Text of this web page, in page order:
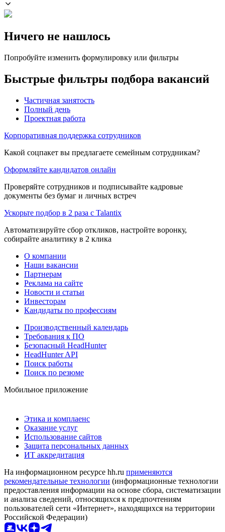
Ничего не нашлось
Попробуйте изменить формулировку или фильтры
Быстрые фильтры подбора вакансий
Частичная занятость
Полный день
Проектная работа
Корпоративная поддержка сотрудников
Какой соцпакет вы предлагаете семейным сотрудникам?
Оформляйте кандидатов онлайн
Проверяйте сотрудников и подписывайте кадровые
документы без бумаг и личных встреч
Ускорьте подбор в 2 раза с Talantix
Автоматизируйте сбор откликов, настройте воронку,
собирайте аналитику в 2 клика
О компании
Наши вакансии
Партнерам
Реклама на сайте
Новости и статьи
Инвесторам
Кандидаты по профессиям
Производственный календарь
Требования к ПО
Безопасный HeadHunter
HeadHunter API
Поиск работы
Поиск по резюме
Мобильное приложение
Этика и комплаенс
Оказание услуг
Использование сайтов
Защита персональных данных
ИТ аккредитация
На информационном ресурсе hh.ru применяются
рекомендательные технологии (информационные технологии
предоставления информации на основе сбора, систематизации
и анализа сведений, относящихся к предпочтениям
пользователей сети «Интернет», находящихся на территории
Российской Федерации)